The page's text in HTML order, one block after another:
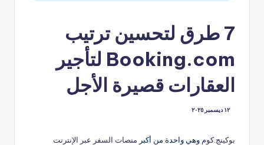
7 طرق لتحسين ترتيب
Booking.com لتأجير
العقارات قصيرة الأجل
١٢ ديسمبر ٢٠٢٥
بوكينج.كوم وهي واحدة من أكبر منصات السفر عبر الإنترنت